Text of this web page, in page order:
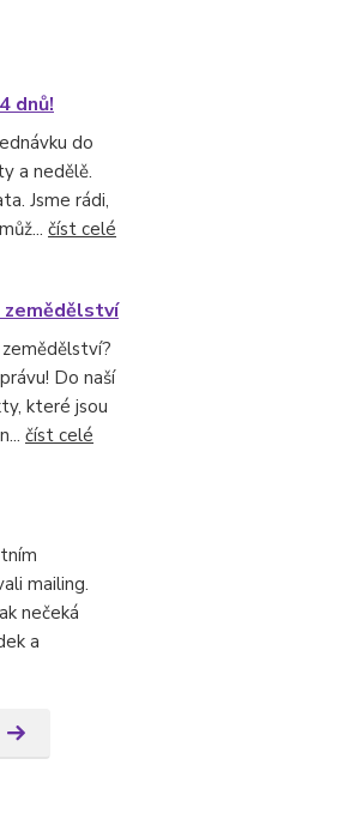
dnů!
do
a nedělě.
Jsme rádi,
číst celé
Do naší
které jsou
číst celé
mailing.
nečeká
a